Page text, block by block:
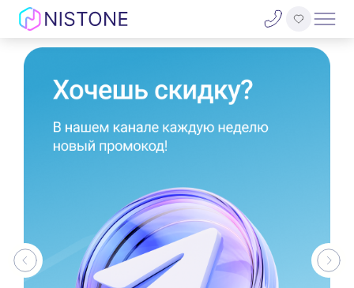
О нас
Блог
Договор оферты
Реквизиты
Контакты